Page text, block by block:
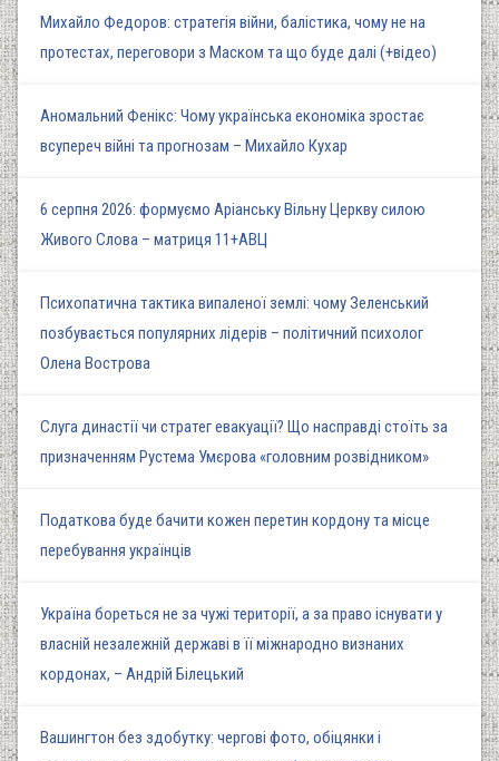
Михайло Федоров: стратегія війни, балістика, чому не на
протестах, переговори з Маском та що буде далі (+відео)
Аномальний Фенікс: Чому українська економіка зростає
всупереч війні та прогнозам – Михайло Кухар
6 серпня 2026: формуємо Аріанську Вільну Церкву силою
Живого Слова – матриця 11+АВЦ
Психопатична тактика випаленої землі: чому Зеленський
позбувається популярних лідерів – політичний психолог
Олена Вострова
Слуга династії чи стратег евакуації? Що насправді стоїть за
призначенням Рустема Умєрова «головним розвідником»
Податкова буде бачити кожен перетин кордону та місце
перебування українців
Україна бореться не за чужі території, а за право існувати у
власній незалежній державі в її міжнародно визнаних
кордонах, – Андрій Білецький
Вашингтон без здобутку: чергові фото, обіцянки і